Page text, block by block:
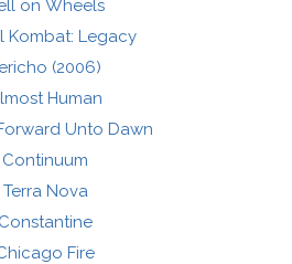
on Wheels
Kombat: Legacy
(2006)
Human
Unto Dawn
Continuum
Terra Nova
Constantine
Fire